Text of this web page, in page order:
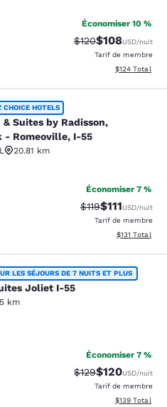
Économiser 10 %
Tarif barré :
$120Tarif réduit :
$108USD/nuit
Tarif de membre
Afficher les
$124 Total
by Radisson,
CHOICE HOTELS
Suites by Radisson,
- Romeoville, I-55
20.81 km
338 commentaires
Économiser 7 %
Tarif barré :
$119Tarif réduit :
$111USD/nuit
Tarif de membre
Afficher les
$131 Total
Joliet I-55
LES SÉJOURS DE 7 NUITS ET PLUS
Joliet I-55
km
776 commentaires
Économiser 7 %
Tarif barré :
$129Tarif réduit :
$120USD/nuit
Tarif de membre
Afficher les
$139 Total